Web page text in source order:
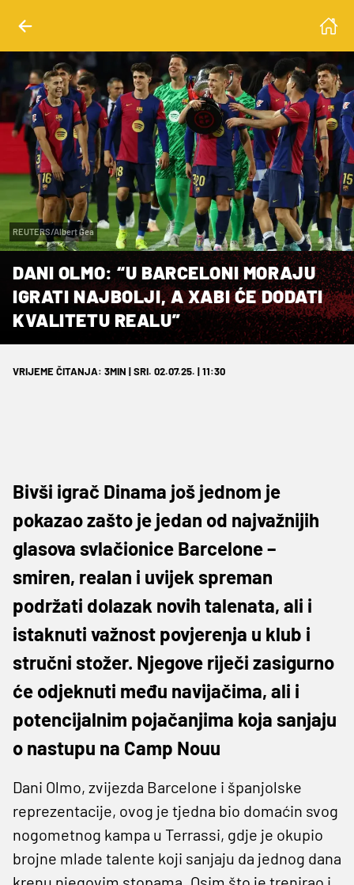
REUTERS/Albert Gea
DANI OLMO: “U BARCELONI MORAJU
IGRATI NAJBOLJI, A XABI ĆE DODATI
KVALITETU REALU”
VRIJEME ČITANJA: 3MIN | SRI. 02.07.25. | 11:30
Bivši igrač Dinama još jednom je
pokazao zašto je jedan od najvažnijih
glasova svlačionice Barcelone –
smiren, realan i uvijek spreman
podržati dolazak novih talenata, ali i
istaknuti važnost povjerenja u klub i
stručni stožer. Njegove riječi zasigurno
će odjeknuti među navijačima, ali i
potencijalnim pojačanjima koja sanjaju
o nastupu na Camp Nouu
Dani Olmo, zvijezda Barcelone i španjolske
reprezentacije, ovog je tjedna bio domaćin svog
nogometnog kampa u Terrassi, gdje je okupio
brojne mlade talente koji sanjaju da jednog dana